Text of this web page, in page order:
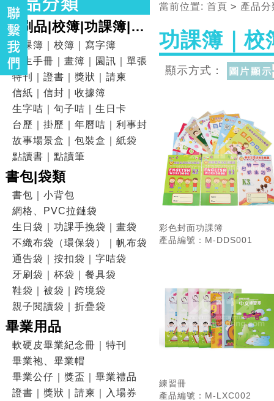
印刷品|校簿|功課簿|畫
簿功課簿｜校簿｜寫字簿
學生手冊｜畫簿｜園訊｜單張
特刊｜證書｜獎狀｜請柬
信紙｜信封｜收據簿
生字咭｜句子咭｜生日卡
台歷｜掛歷｜年曆咭｜利事封
故事場景盒｜包裝盒｜紙袋
點讀書｜點讀筆
書包|袋類
書包｜小背包
網格、PVC拉鏈袋
生日袋｜功課手挽袋｜畫袋
不織布袋（環保袋）｜帆布袋
通告袋｜按扣袋｜字咭袋
牙刷袋｜杯袋｜餐具袋
鞋袋｜被袋｜跨境袋
親子閱讀袋｜折疊袋
畢業用品
軟硬皮畢業紀念冊｜特刊
畢業袍、畢業帽
畢業公仔｜獎盃｜畢業禮品
證書｜獎狀｜請柬｜入場券
當前位置: 首頁 > 產品
功課簿｜校
顯示方式：
彩色封面功課簿
產品編號：M-DDS001
練習冊
產品編號：M-LXC002